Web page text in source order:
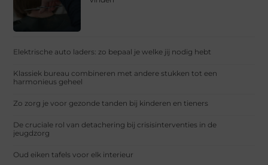
Elektrische auto laders: zo bepaal je welke jij nodig hebt
Klassiek bureau combineren met andere stukken tot een
harmonieus geheel
Zo zorg je voor gezonde tanden bij kinderen en tieners
De cruciale rol van detachering bij crisisinterventies in de
jeugdzorg
Oud eiken tafels voor elk interieur